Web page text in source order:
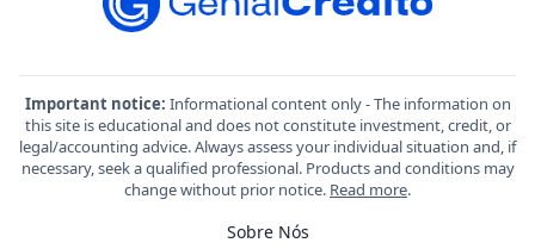
Important notice: Informational content only - The information on
this site is educational and does not constitute investment, credit, or
legal/accounting advice. Always assess your individual situation and, if
necessary, seek a qualified professional. Products and conditions may
change without prior notice. Read more.
Sobre Nós